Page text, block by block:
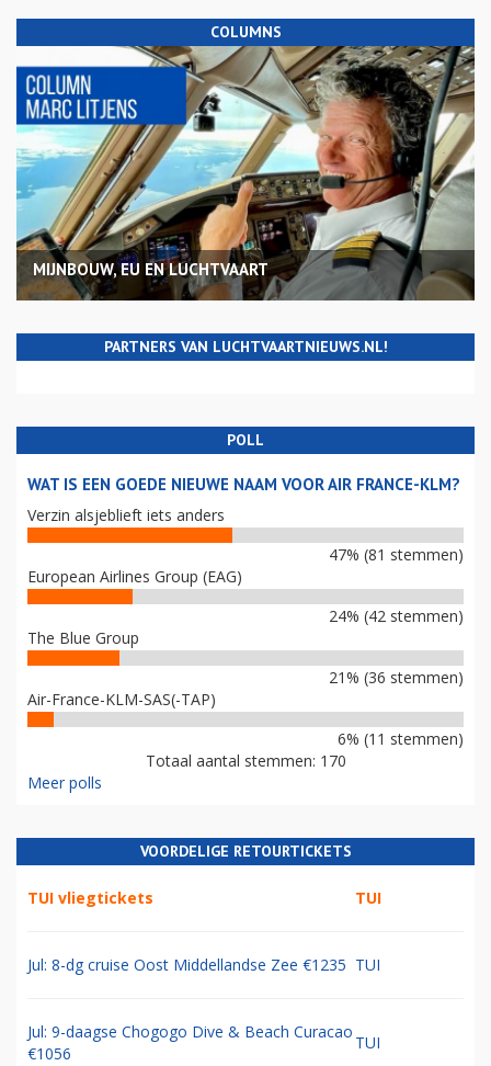
COLUMNS
MIJNBOUW, EU EN LUCHTVAART
PARTNERS VAN LUCHTVAARTNIEUWS.NL!
POLL
WAT IS EEN GOEDE NIEUWE NAAM VOOR AIR FRANCE-KLM?
Verzin alsjeblieft iets anders
47% (81 stemmen)
European Airlines Group (EAG)
24% (42 stemmen)
The Blue Group
21% (36 stemmen)
Air-France-KLM-SAS(-TAP)
6% (11 stemmen)
Totaal aantal stemmen: 170
Meer polls
VOORDELIGE RETOURTICKETS
TUI vliegtickets TUI
Jul: 8-dg cruise Oost Middellandse Zee €1235 TUI
Jul: 9-daagse Chogogo Dive & Beach Curacao
€1056
TUI